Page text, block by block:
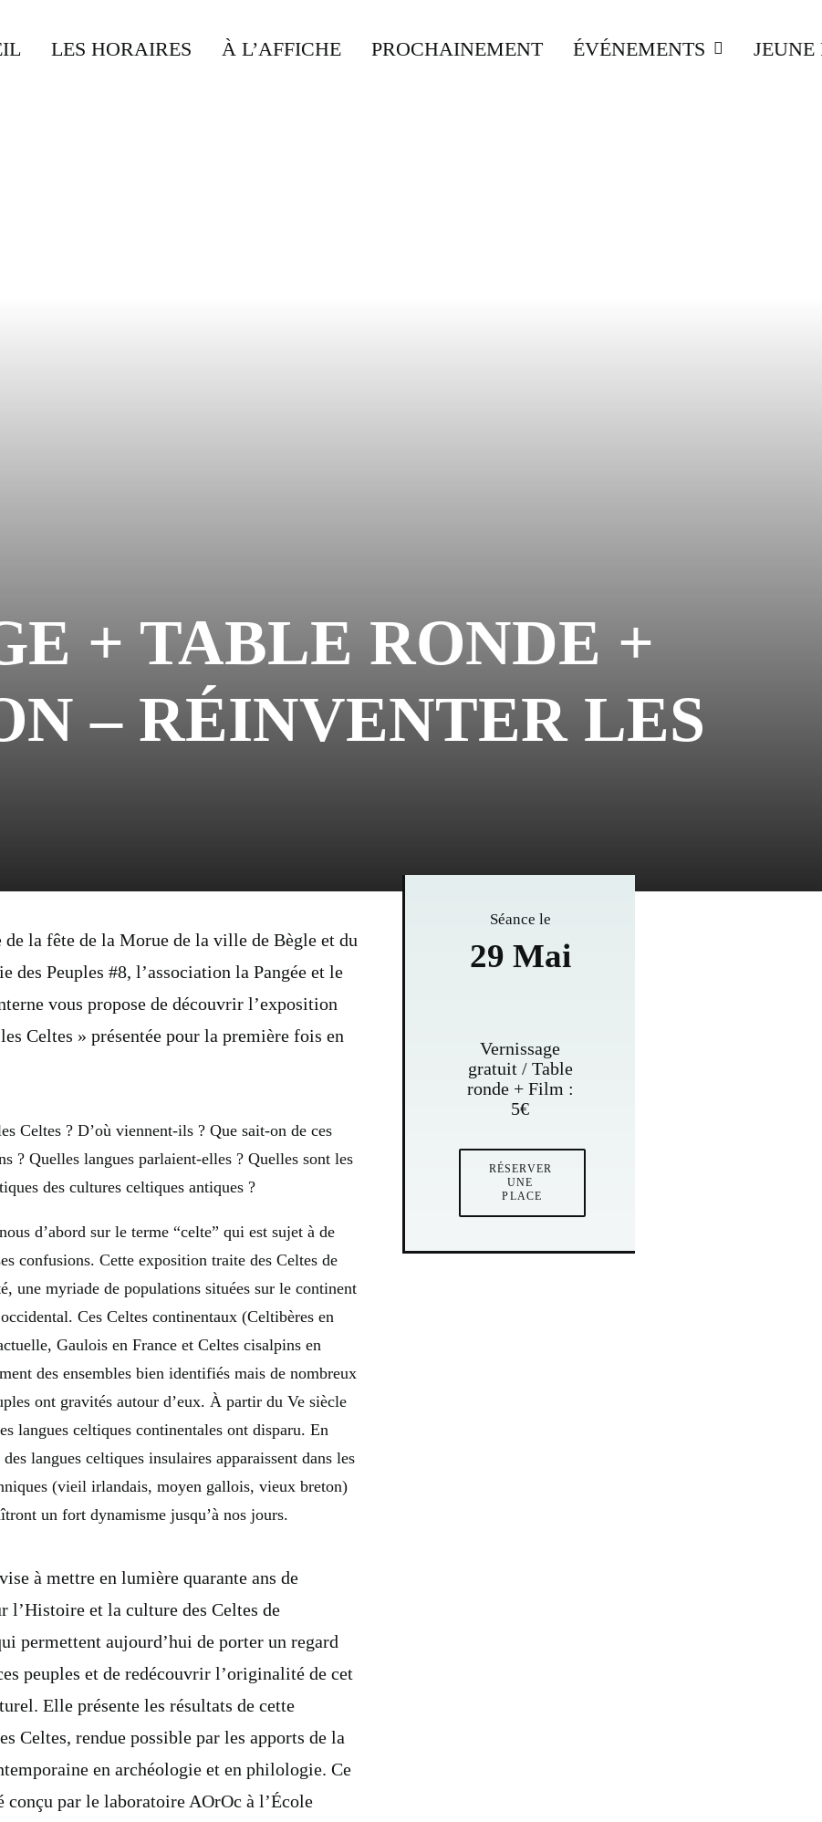
LES HORAIRES À L’AFFICHE PROCHAINEMENT ÉVÉNEMENTS JEUNE
+ TABLE RONDE +
– RÉINVENTER LES
de la fête de la Morue de la ville de Bègle et du
des Peuples #8, l’association la Pangée et le
vous propose de découvrir l’exposition
Celtes » présentée pour la première fois en
Celtes ? D’où viennent-ils ? Que sait-on de ces
? Quelles langues parlaient-elles ? Quelles sont les
des cultures celtiques antiques ?
d’abord sur le terme “celte” qui est sujet à de
confusions. Cette exposition traite des Celtes de
une myriade de populations situées sur le continent
Ces Celtes continentaux (Celtibères en
Gaulois en France et Celtes cisalpins en
des ensembles bien identifiés mais de nombreux
ont gravités autour d’eux. À partir du Ve siècle
langues celtiques continentales ont disparu. En
langues celtiques insulaires apparaissent dans les
(vieil irlandais, moyen gallois, vieux breton)
un fort dynamisme jusqu’à nos jours.
à mettre en lumière quarante ans de
l’Histoire et la culture des Celtes de
permettent aujourd’hui de porter un regard
peuples et de redécouvrir l’originalité de cet
Elle présente les résultats de cette
Celtes, rendue possible par les apports de la
en archéologie et en philologie. Ce
conçu par le laboratoire AOrOc à l’École
Séance le
29 Mai
Vernissage
gratuit / Table
ronde + Film :
5€
RÉSERVER
UNE
PLACE